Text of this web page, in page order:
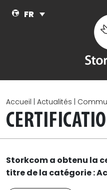
FR
Accueil Actualités
Storkcom a obtenu la
titre de la catégorie :